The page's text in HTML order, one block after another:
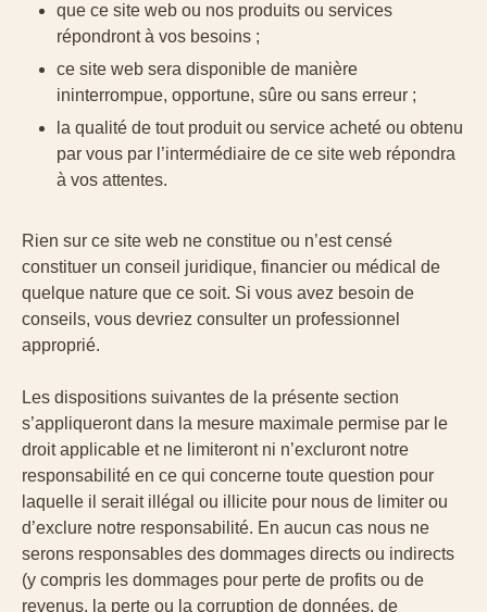
que ce site web ou nos produits ou services
répondront à vos besoins ;
ce site web sera disponible de manière
ininterrompue, opportune, sûre ou sans erreur ;
la qualité de tout produit ou service acheté ou obtenu
par vous par l’intermédiaire de ce site web répondra
à vos attentes.
Rien sur ce site web ne constitue ou n’est censé
constituer un conseil juridique, financier ou médical de
quelque nature que ce soit. Si vous avez besoin de
conseils, vous devriez consulter un professionnel
approprié.
Les dispositions suivantes de la présente section
s’appliqueront dans la mesure maximale permise par le
droit applicable et ne limiteront ni n’excluront notre
responsabilité en ce qui concerne toute question pour
laquelle il serait illégal ou illicite pour nous de limiter ou
d’exclure notre responsabilité. En aucun cas nous ne
serons responsables des dommages directs ou indirects
(y compris les dommages pour perte de profits ou de
revenus, la perte ou la corruption de données, de